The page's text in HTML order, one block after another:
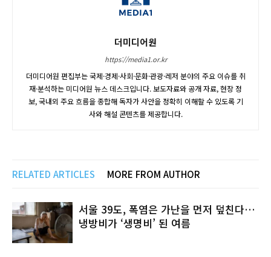
더미디어원
https://media1.or.kr
더미디어원 편집부는 국제·경제·사회·문화·관광·레저 분야의 주요 이슈를 취
재·분석하는 미디어원 뉴스 데스크입니다. 보도자료와 공개 자료, 현장 정
보, 국내외 주요 흐름을 종합해 독자가 사안을 정확히 이해할 수 있도록 기
사와 해설 콘텐츠를 제공합니다.
RELATED ARTICLES MORE FROM AUTHOR
서울 39도, 폭염은 가난을 먼저 덮친다…
냉방비가 ‘생명비’ 된 여름